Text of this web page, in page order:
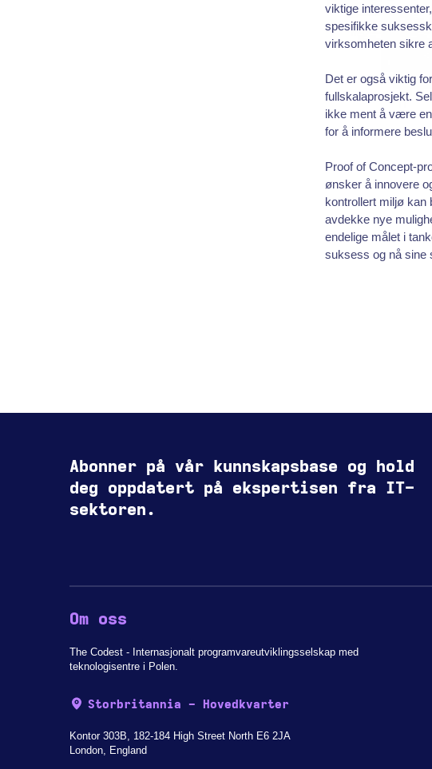
viktige
spesifikke
virksomheten sikre
Det er også viktig
fullskalaprosjekt.
ikke ment å være
for å informere
Proof of Concept-
ønsker å innovere
kontrollert miljø kan
avdekke nye
endelige målet i
suksess og nå sine
Abonner på vår kunnskapsbase og hold
deg oppdatert på ekspertisen fra IT-
sektoren.
Om oss
The Codest - Internasjonalt programvareutviklingsselskap med
teknologisentre i Polen.
Storbritannia - Hovedkvarter
Kontor 303B, 182-184 High Street North E6 2JA
London, England